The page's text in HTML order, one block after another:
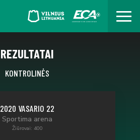
REZULTATAI
KONTROLINĖS
2020 VASARIO 22
Sportima arena
Žiūrovai: 400